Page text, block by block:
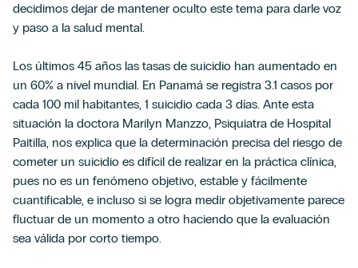
decidimos dejar de mantener oculto este tema para darle voz
y paso a la salud mental.
Los últimos 45 años las tasas de suicidio han aumentado en
un 60% a nivel mundial. En Panamá se registra 3.1 casos por
cada 100 mil habitantes, 1 suicidio cada 3 días. Ante esta
situación la doctora Marilyn Manzzo, Psiquiatra de Hospital
Paitilla, nos explica que la determinación precisa del riesgo de
cometer un suicidio es difícil de realizar en la práctica clínica,
pues no es un fenómeno objetivo, estable y fácilmente
cuantificable, e incluso si se logra medir objetivamente parece
fluctuar de un momento a otro haciendo que la evaluación
sea válida por corto tiempo.